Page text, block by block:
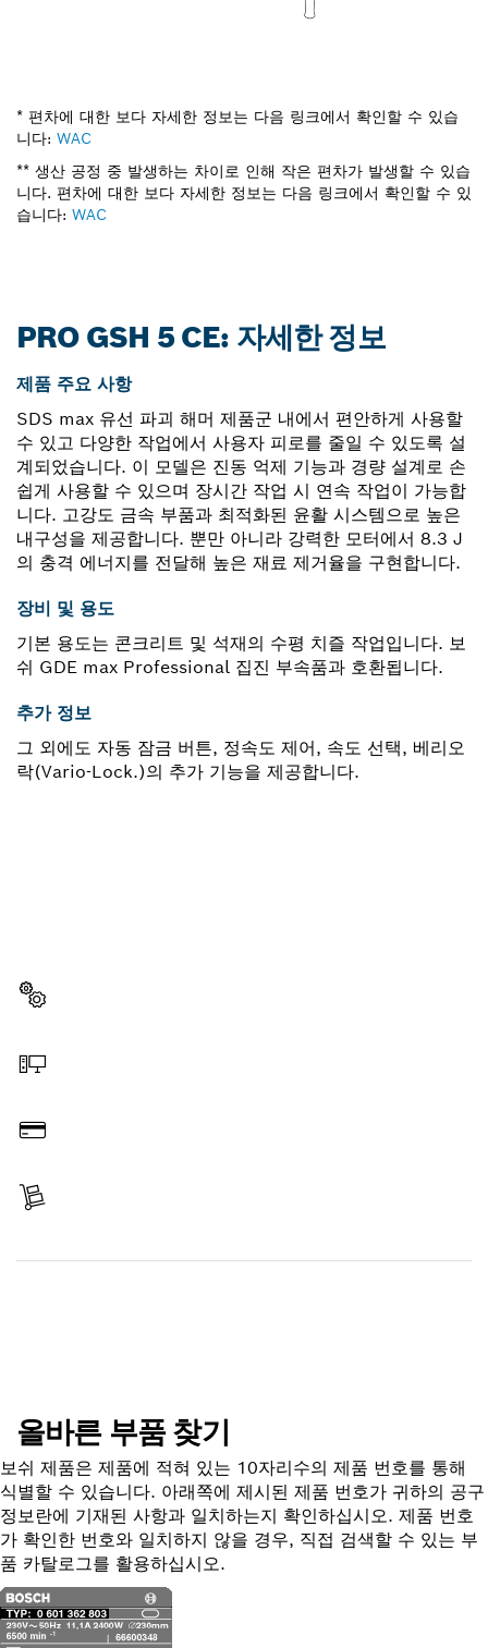
* 편차에 대한 보다 자세한 정보는 다음 링크에서 확인할 수 있습
니다: WAC
** 생산 공정 중 발생하는 차이로 인해 작은 편차가 발생할 수 있습
니다. 편차에 대한 보다 자세한 정보는 다음 링크에서 확인할 수 있
습니다: WAC
PRO GSH 5 CE: 자세한 정보
제품 주요 사항
SDS max 유선 파괴 해머 제품군 내에서 편안하게 사용할
수 있고 다양한 작업에서 사용자 피로를 줄일 수 있도록 설
계되었습니다. 이 모델은 진동 억제 기능과 경량 설계로 손
쉽게 사용할 수 있으며 장시간 작업 시 연속 작업이 가능합
니다. 고강도 금속 부품과 최적화된 윤활 시스템으로 높은
내구성을 제공합니다. 뿐만 아니라 강력한 모터에서 8.3 J
의 충격 에너지를 전달해 높은 재료 제거율을 구현합니다.
장비 및 용도
기본 용도는 콘크리트 및 석재의 수평 치즐 작업입니다. 보
쉬 GDE max Professional 집진 부속품과 호환됩니다.
추가 정보
그 외에도 자동 잠금 버튼, 정속도 제어, 속도 선택, 베리오
락(Vario-Lock.)의 추가 기능을 제공합니다.
올바른 부품 찾기
보쉬 제품은 제품에 적혀 있는 10자리수의 제품 번호를 통해
식별할 수 있습니다. 아래쪽에 제시된 제품 번호가 귀하의 공구
정보란에 기재된 사항과 일치하는지 확인하십시오. 제품 번호
가 확인한 번호와 일치하지 않을 경우, 직접 검색할 수 있는 부
품 카탈로그를 활용하십시오.